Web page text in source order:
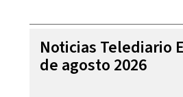
Noticias Telediario
de agosto 2026